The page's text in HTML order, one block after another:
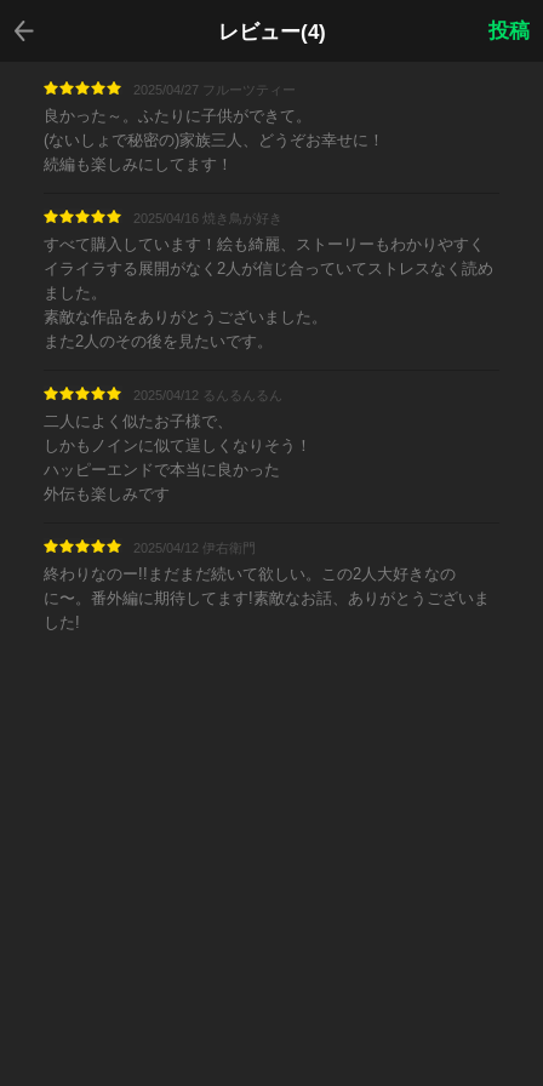
レビュー(4)
戻る
投稿
2025/04/27 フルーツティー
良かった～。ふたりに子供ができて。
(ないしょで秘密の)家族三人、どうぞお幸せに！
続編も楽しみにしてます！
2025/04/16 焼き鳥が好き
すべて購入しています！絵も綺麗、ストーリーもわかりやすく
イライラする展開がなく2人が信じ合っていてストレスなく読め
ました。
素敵な作品をありがとうございました。
また2人のその後を見たいです。
2025/04/12 るんるんるん
二人によく似たお子様で、
しかもノインに似て逞しくなりそう！
ハッピーエンドで本当に良かった
外伝も楽しみです
2025/04/12 伊右衛門
終わりなのー!!まだまだ続いて欲しい。この2人大好きなの
に〜。番外編に期待してます!素敵なお話、ありがとうございま
した!